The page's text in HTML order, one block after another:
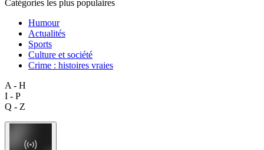
Catégories les plus populaires
Humour
Actualités
Sports
Culture et société
Crime : histoires vraies
A - H
I - P
Q - Z